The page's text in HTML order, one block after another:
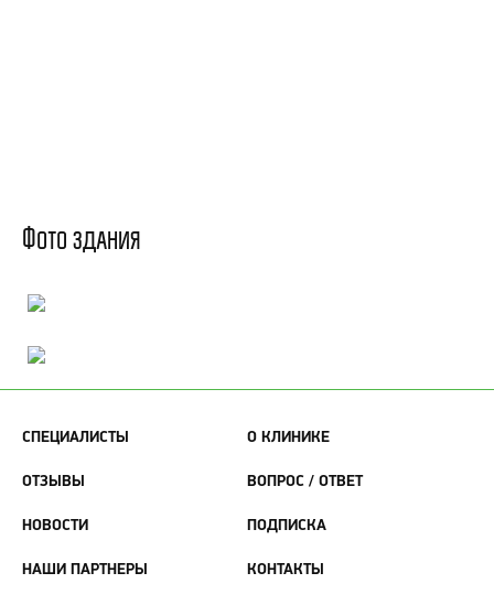
Фото здания
СПЕЦИАЛИСТЫ О КЛИНИКЕ
ОТЗЫВЫ ВОПРОС / ОТВЕТ
НОВОСТИ ПОДПИСКА
НАШИ ПАРТНЕРЫ КОНТАКТЫ